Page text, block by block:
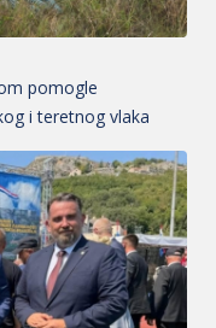
pomogle
i teretnog vlaka